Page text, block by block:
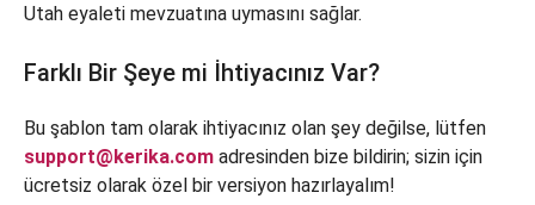
Utah eyaleti mevzuatına uymasını sağlar.
Farklı Bir Şeye mi İhtiyacınız Var?
Bu şablon tam olarak ihtiyacınız olan şey değilse, lütfen
support@kerika.com adresinden bize bildirin; sizin için
ücretsiz olarak özel bir versiyon hazırlayalım!